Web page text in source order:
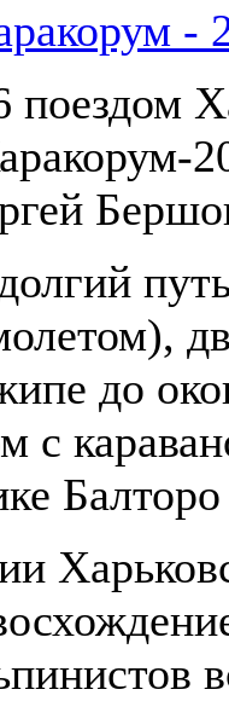
-
поездом
до
с